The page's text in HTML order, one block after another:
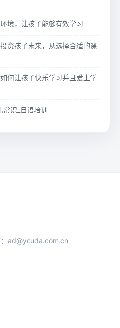
境，让孩子能够有效学习
资孩子未来，从选择合适的课
何让孩子快乐学习并且爱上学
常识_日语培训
ad@youda.com.cn